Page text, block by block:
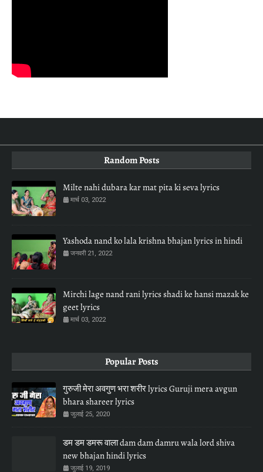
Random Posts
Milte nahi dubara kar mat pita ki seva lyrics
मार्च 03, 2022
Yashoda nand ko lala krishna bhajan lyrics in hindi
जनवरी 21, 2022
Mirchi lage nand rani lyrics shadi ke hansi mazak ke
geet lyrics
मार्च 03, 2022
Popular Posts
गुरुजी मेरा अवगुण भरा शरीर lyrics Guruji mera avgun
bhara shareer lyrics
जुलाई 25, 2020
डम डम डमरू वाला dam dam damru wala lord shiva
new bhajan hindi lyrics
जुलाई 19, 2019